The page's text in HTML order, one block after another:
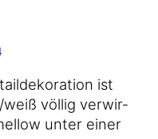
ist
weiß völ­lig ver­wir­
unter einer